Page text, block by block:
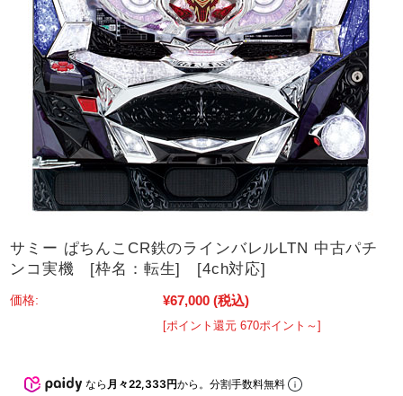
サミー ぱちんこCR鉄のラインバレルLTN 中古パチ
ンコ実機 [枠名：転生] [4ch対応]
価格: ¥67,000 (税込)
[ポイント還元 670ポイント～]
なら 月々22,333円から。分割手数料無料